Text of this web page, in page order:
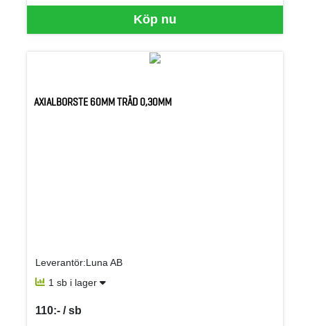
Köp nu
AXIALBORSTE 60MM TRÅD 0,30MM
Leverantör:Luna AB
1 sb i lager
110:- / sb
SEK per SB